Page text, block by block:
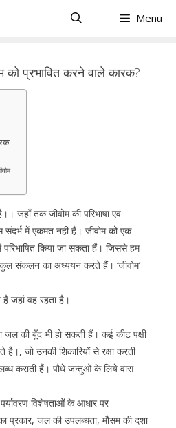
Menu
को प्रभावित करने वाले कारक?
जहॉं तक जीवोम की परिभाषा एवं
संदर्भ में एकमत नहीं हैं। जीवोम को एक
किया जा सकता हैं। जिससे हम
संकलन का अध्ययन करते हैं। ‘जीवोम’
है जहां वह रहता है।
की बूँद भी हो सकती हैं। कई कीट पक्षी
है।, जो उनकी शिकारियों से रक्षा करती
कराती हैं। पौधे जन्तुओं के लिये वास
विशेषताओं के आधार पर
प्रकार, जल की उपलब्धता, मौसम की दशा